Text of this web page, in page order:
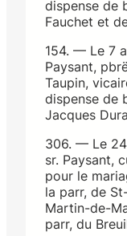
dispense de
Fauchet et
154. — Le 7
Paysant,
Taupin,
dispense de
Jacques
306. — Le 24
sr. Paysant,
pour le
la parr, de
Martin-de-
parr, du